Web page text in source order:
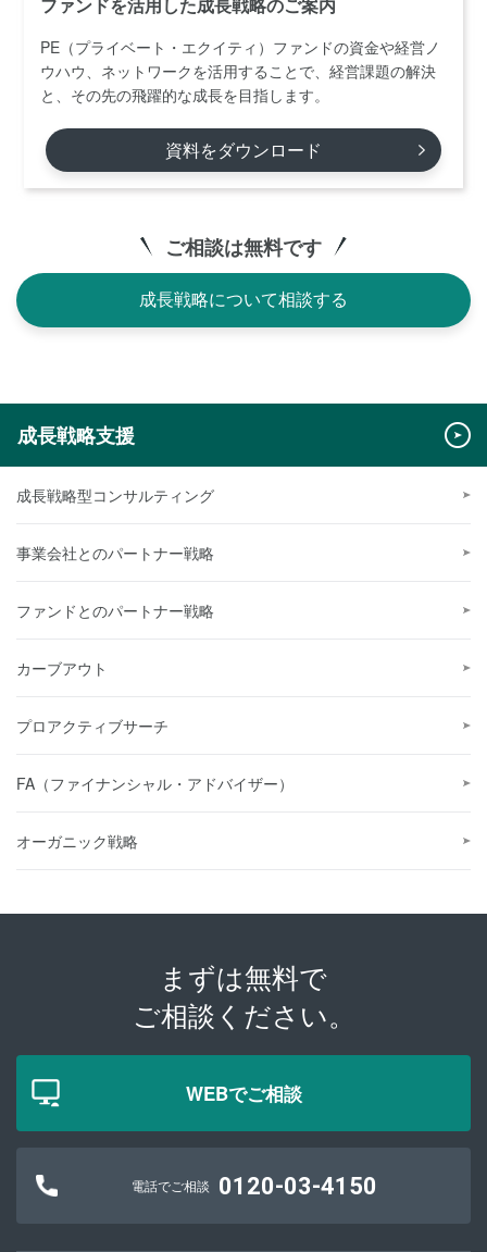
ファンドを活用した成長戦略のご案内
PE（プライベート・エクイティ）ファンドの資金や経営ノ
ウハウ、ネットワークを活用することで、経営課題の解決
と、その先の飛躍的な成長を目指します。
資料をダウンロード
ご相談は無料です
成長戦略について相談する
成長戦略支援
成長戦略型コンサルティング
事業会社とのパートナー戦略
ファンドとのパートナー戦略
カーブアウト
プロアクティブサーチ
FA（ファイナンシャル・アドバイザー）
オーガニック戦略
まずは無料で
ご相談ください。
WEBでご相談
電話でご相談 0120-03-4150